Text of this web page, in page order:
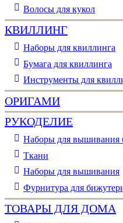
Волосы для кукол
КВИЛЛИНГ
Наборы для квиллинга
Бумага для квиллинга
Инструменты для
ОРИГАМИ
РУКОДЕЛИЕ
Наборы для вышивания
Ткани
Наборы для вышивания
Фурнитура для
ТОВАРЫ ДЛЯ ДОМА